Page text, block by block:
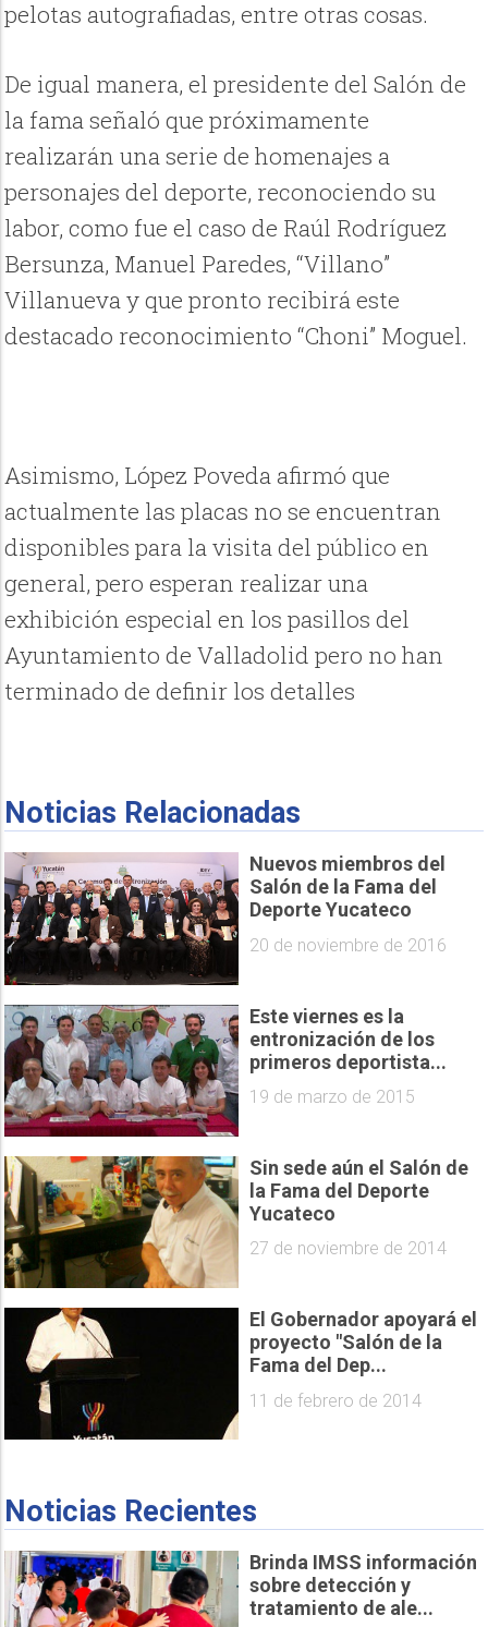
pelotas autografiadas, entre otras cosas.
De igual manera, el presidente del Salón de
la fama señaló que próximamente
realizarán una serie de homenajes a
personajes del deporte, reconociendo su
labor, como fue el caso de Raúl Rodríguez
Bersunza, Manuel Paredes, “Villano”
Villanueva y que pronto recibirá este
destacado reconocimiento “Choni” Moguel.
Asimismo, López Poveda afirmó que
actualmente las placas no se encuentran
disponibles para la visita del público en
general, pero esperan realizar una
exhibición especial en los pasillos del
Ayuntamiento de Valladolid pero no han
terminado de definir los detalles
Noticias Relacionadas
Nuevos miembros del
Salón de la Fama del
Deporte Yucateco
20 de noviembre de 2016
Este viernes es la
entronización de los
primeros deportista...
19 de marzo de 2015
Sin sede aún el Salón de
la Fama del Deporte
Yucateco
27 de noviembre de 2014
El Gobernador apoyará el
proyecto "Salón de la
Fama del Dep...
11 de febrero de 2014
Noticias Recientes
Brinda IMSS información
sobre detección y
tratamiento de ale...